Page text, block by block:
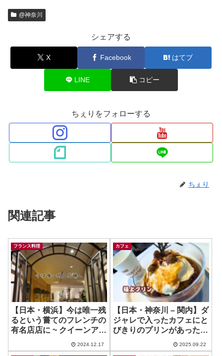
@神奈川
シェアする
X Facebook はてブ
LINE コピー
ちぇりをフォローする
ちぇり
関連記事
フランス料理
【日本・横浜】今は唯一残
るという嘗てのフレンチの
有名店店に ~ クイーンアリ
2024.12.17
カフェ
【日本・神奈川 – 関内】ダ
ジャレで入ったカフェにと
びきりのプリンがあった
ROASTERY
2025.09.22